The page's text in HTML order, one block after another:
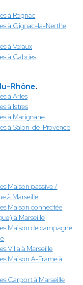
à Rognac
à Gignac-la-Nerthe
à Velaux
à Cabries
Rhône.
à Arles
à Istres
à Marignane
à Salon-de-Provence
Maison passive /
à Marseille
Maison connectée
à Marseille
Maison de campagne
Villa à Marseille
Maison A-Frame à
Carport à Marseille